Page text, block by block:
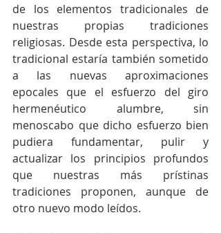
de los elementos tradicionales de
nuestras propias tradiciones
religiosas. Desde esta perspectiva, lo
tradicional estaría también sometido
a las nuevas aproximaciones
epocales que el esfuerzo del giro
hermenéutico alumbre, sin
menoscabo que dicho esfuerzo bien
pudiera fundamentar, pulir y
actualizar los principios profundos
que nuestras más prístinas
tradiciones proponen, aunque de
otro nuevo modo leídos.